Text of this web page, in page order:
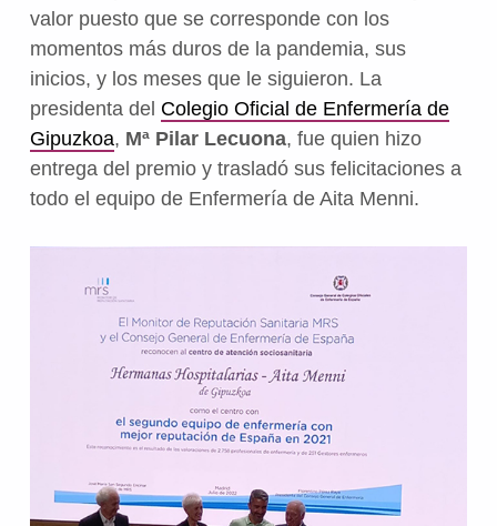
valor puesto que se corresponde con los
momentos más duros de la pandemia, sus
inicios, y los meses que le siguieron. La
presidenta del Colegio Oficial de Enfermería de
Gipuzkoa, Mª Pilar Lecuona, fue quien hizo
entrega del premio y trasladó sus felicitaciones a
todo el equipo de Enfermería de Aita Menni.